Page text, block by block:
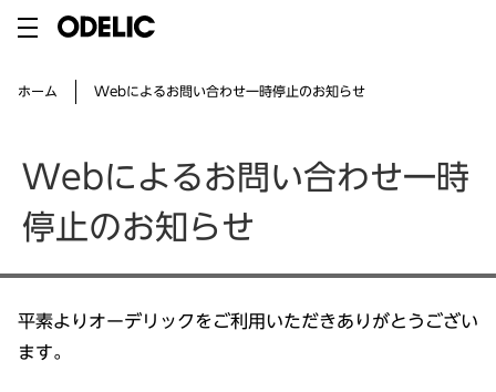
ホーム Webによるお問い合わせ一時停止のお知らせ
Webによるお問い合わせ一時
停止のお知らせ
平素よりオーデリックをご利用いただきありがとうござい
ます。